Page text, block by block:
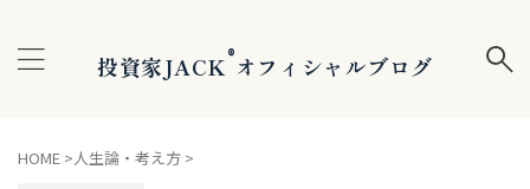
投資家JACK®オフィシャルブログ
HOME >人生論・考え方 >